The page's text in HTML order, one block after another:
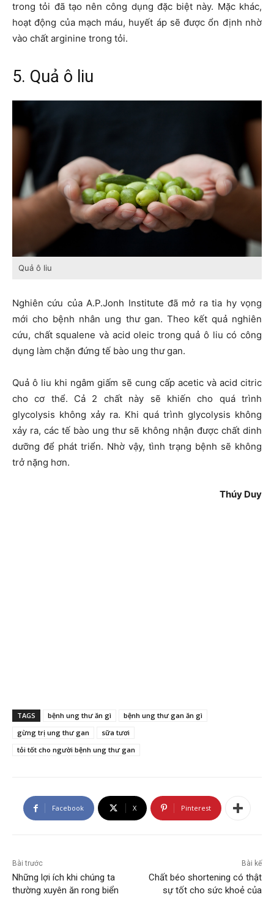
trong tỏi đã tạo nên công dụng đặc biệt này. Mặc khác,
hoạt động của mạch máu, huyết áp sẽ được ổn định nhờ
vào chất arginine trong tỏi.
5. Quả ô liu
Quả ô liu
Nghiên cứu của A.P.Jonh Institute đã mở ra tia hy vọng
mới cho bệnh nhân ung thư gan. Theo kết quả nghiên
cứu, chất squalene và acid oleic trong quả ô liu có công
dụng làm chặn đứng tế bào ung thư gan.
Quả ô liu khi ngâm giấm sẽ cung cấp acetic và acid citric
cho cơ thể. Cả 2 chất này sẽ khiến cho quá trình
glycolysis không xảy ra. Khi quá trình glycolysis không
xảy ra, các tế bào ung thư sẽ không nhận được chất dinh
dưỡng để phát triển. Nhờ vậy, tình trạng bệnh sẽ không
trở nặng hơn.
Thúy Duy
TAGS bệnh ung thư ăn gì
bệnh ung thư gan ăn gì
gừng trị ung thư gan
sữa tươi
tỏi tốt cho người bệnh ung thư gan
Facebook X Pinterest
Bài trước
Những lợi ích khi chúng ta
thường xuyên ăn rong biển
Bài kế
Chất béo shortening có thật
sự tốt cho sức khoẻ của